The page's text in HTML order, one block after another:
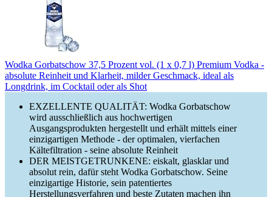
Wodka Gorbatschow 37,5 Prozent vol. (1 x 0,7 l) Premium Vodka -
absolute Reinheit und Klarheit, milder Geschmack, ideal als
Longdrink, im Cocktail oder als Shot
EXZELLENTE QUALITÄT: Wodka Gorbatschow
wird ausschließlich aus hochwertigen
Ausgangsprodukten hergestellt und erhält mittels einer
einzigartigen Methode - der optimalen, vierfachen
Kältefiltration - seine absolute Reinheit
DER MEISTGETRUNKENE: eiskalt, glasklar und
absolut rein, dafür steht Wodka Gorbatschow. Seine
einzigartige Historie, sein patentiertes
Herstellungsverfahren und beste Zutaten machen ihn